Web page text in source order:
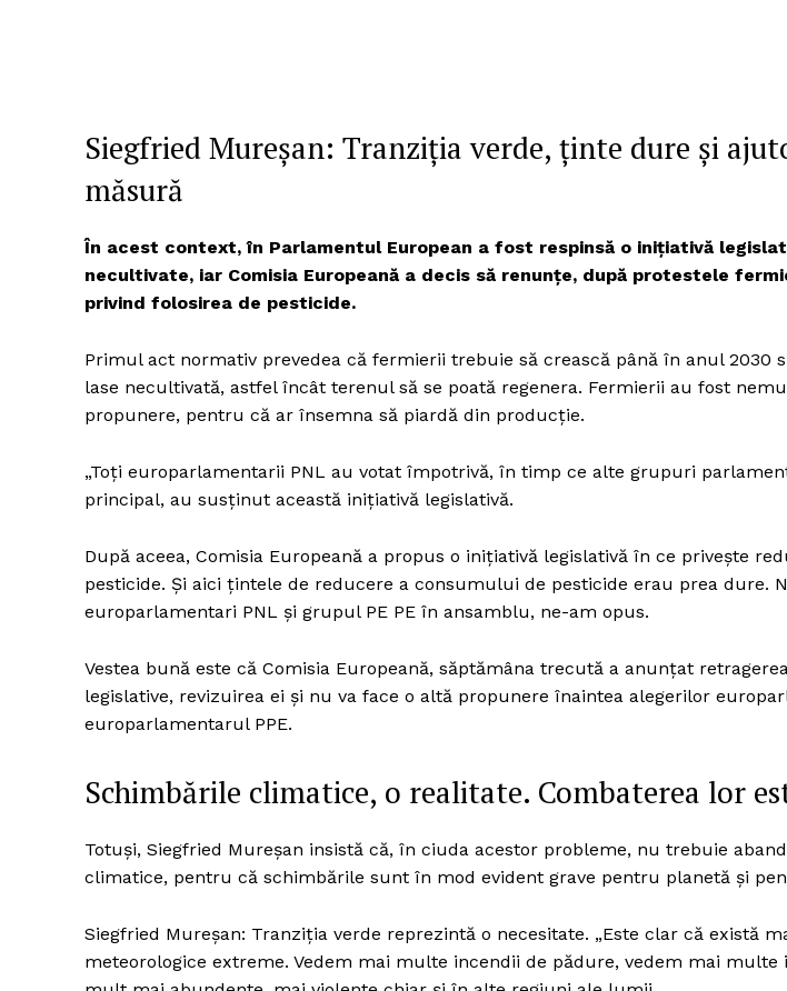
Siegfried Mureșan: Tranziția verde, ținte dure și
măsură
În acest context, în Parlamentul European a fost respinsă o inițiativă
necultivate, iar Comisia Europeană a decis să renunțe, după protestele
privind folosirea de pesticide.
Primul act normativ prevedea că fermierii trebuie să crească până în anul 2030
lase necultivată, astfel încât terenul să se poată regenera. Fermierii au fost
propunere, pentru că ar însemna să piardă din producție.
„Toți europarlamentarii PNL au votat împotrivă, în timp ce alte grupuri
principal, au susținut această inițiativă legislativă.
După aceea, Comisia Europeană a propus o inițiativă legislativă în ce privește
pesticide. Și aici țintele de reducere a consumului de pesticide erau prea dure.
europarlamentari PNL și grupul PE PE în ansamblu, ne-am opus.
Vestea bună este că Comisia Europeană, săptămâna trecută a anunțat
legislative, revizuirea ei și nu va face o altă propunere înaintea alegerilor
europarlamentarul PPE.
Schimbările climatice, o realitate. Combaterea lor
Totuși, Siegfried Mureșan insistă că, în ciuda acestor probleme, nu trebuie
climatice, pentru că schimbările sunt în mod evident grave pentru planetă și
Siegfried Mureșan: Tranziția verde reprezintă o necesitate. „Este clar că există
meteorologice extreme. Vedem mai multe incendii de pădure, vedem mai multe